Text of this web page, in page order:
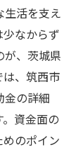
生活を支え
なからず
が、茨城県
、筑西市
金の詳細
資金面の
のポイン